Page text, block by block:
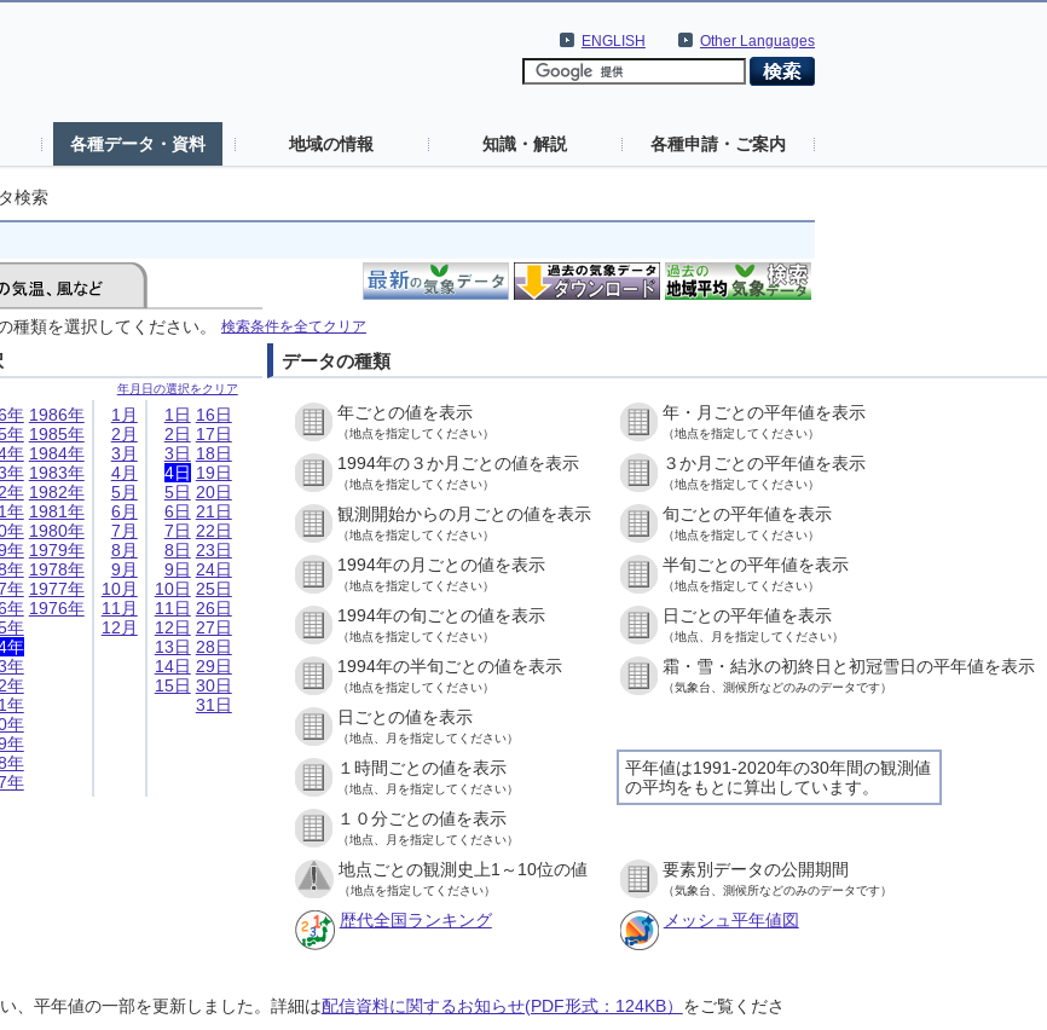
Other Languages
ENGLISH
各種データ・資料 地域の情報 知識・解説 各種申請・ご案内
検索
類を選択してください。 検索条件を全てクリア
年月日の選択をクリア
年
年
年
年
年
年
年
年
年
年
年
年
年
年
年
年
年
年
年
年
1986年
1985年
1984年
1983年
1982年
1981年
1980年
1979年
1978年
1977年
1976年
1月
2月
3月
4月
5月
6月
7月
8月
9月
10月
11月
12月
1日
2日
3日
4日
5日
6日
7日
8日
9日
10日
11日
12日
13日
14日
15日
16日
17日
18日
19日
20日
21日
22日
23日
24日
25日
26日
27日
28日
29日
30日
31日
データの種類
年ごとの値を表示
（地点を指定してください）
年・月ごとの平年値を表示
（地点を指定してください）
1994年の３か月ごとの値を表示
（地点を指定してください）
３か月ごとの平年値を表示
（地点を指定してください）
観測開始からの月ごとの値を表示
（地点を指定してください）
旬ごとの平年値を表示
（地点を指定してください）
1994年の月ごとの値を表示
（地点を指定してください）
半旬ごとの平年値を表示
（地点を指定してください）
1994年の旬ごとの値を表示
（地点を指定してください）
日ごとの平年値を表示
（地点、月を指定してください）
1994年の半旬ごとの値を表示
（地点を指定してください）
霜・雪・結氷の初終日と初冠雪日の平年値を表示
（気象台、測候所などのみのデータです）
日ごとの値を表示
（地点、月を指定してください）
平年値は1991-2020年の30年間の観測値
の平均をもとに算出しています。
１時間ごとの値を表示
（地点、月を指定してください）
１０分ごとの値を表示
（地点、月を指定してください）
地点ごとの観測史上1～10位の値
（地点を指定してください）
要素別データの公開期間
（気象台、測候所などのみのデータです）
歴代全国ランキング メッシュ平年値図
、平年値の一部を更新しました。詳細は配信資料に関するお知らせ(PDF形式：124KB） をご覧くださ